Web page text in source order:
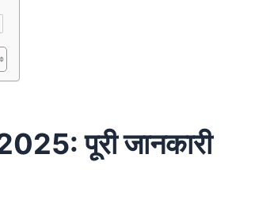
पूरी जानकारी